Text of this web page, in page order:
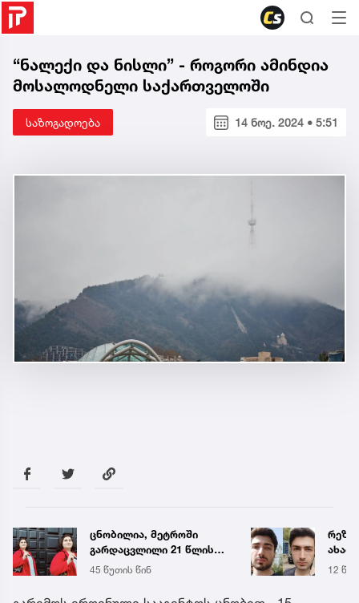
“ნალექი და ნისლი” - როგორი ამინდია
მოსალოდნელი საქართველოში
საზოგადოება 14 ნოე. 2024 • 5:51
რეზონანსული საქმის
ახალი დეტალები - რა
ხდება ცნობილი გიგა
ავალიანის მკვლელობაზე
12 წუთის წინ 30